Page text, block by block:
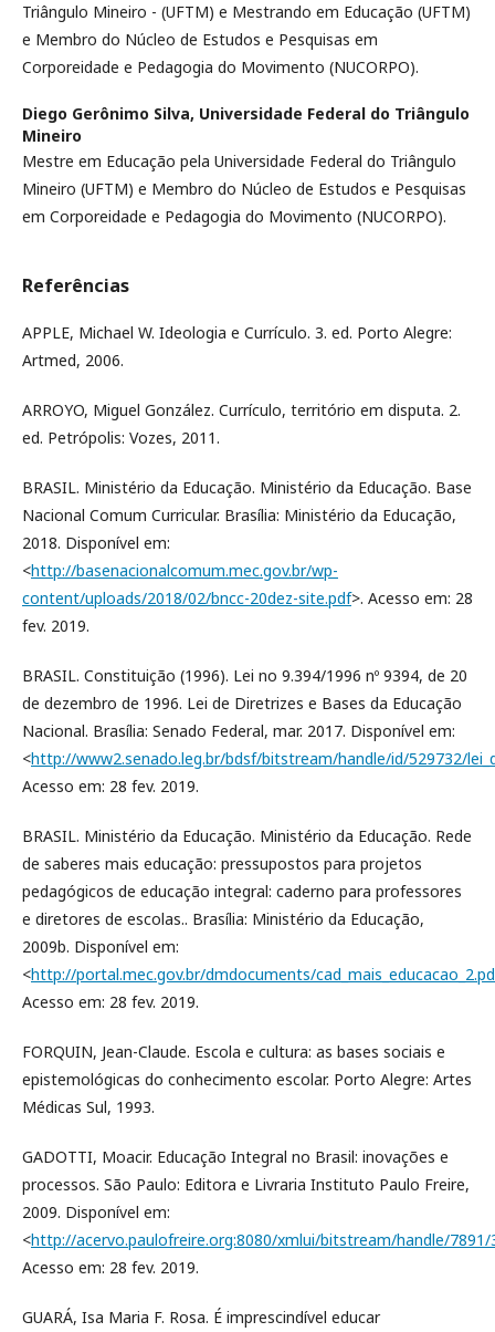
Triângulo Mineiro - (UFTM) e Mestrando em Educação (UFTM)
e Membro do Núcleo de Estudos e Pesquisas em
Corporeidade e Pedagogia do Movimento (NUCORPO).
Diego Gerônimo Silva, Universidade Federal do Triângulo
Mineiro
Mestre em Educação pela Universidade Federal do Triângulo
Mineiro (UFTM) e Membro do Núcleo de Estudos e Pesquisas
em Corporeidade e Pedagogia do Movimento (NUCORPO).
Referências
APPLE, Michael W. Ideologia e Currículo. 3. ed. Porto Alegre:
Artmed, 2006.
ARROYO, Miguel González. Currículo, território em disputa. 2.
ed. Petrópolis: Vozes, 2011.
BRASIL. Ministério da Educação. Ministério da Educação. Base
Nacional Comum Curricular. Brasília: Ministério da Educação,
2018. Disponível em:
<http://basenacionalcomum.mec.gov.br/wp-
content/uploads/2018/02/bncc-20dez-site.pdf>. Acesso em: 28
fev. 2019.
BRASIL. Constituição (1996). Lei no 9.394/1996 nº 9394, de 20
de dezembro de 1996. Lei de Diretrizes e Bases da Educação
Nacional. Brasília: Senado Federal, mar. 2017. Disponível em:
<http://www2.senado.leg.br/bdsf/bitstream/handle/id/529732/
Acesso em: 28 fev. 2019.
BRASIL. Ministério da Educação. Ministério da Educação. Rede
de saberes mais educação: pressupostos para projetos
pedagógicos de educação integral: caderno para professores
e diretores de escolas.. Brasília: Ministério da Educação,
2009b. Disponível em:
<http://portal.mec.gov.br/dmdocuments/
Acesso em: 28 fev. 2019.
FORQUIN, Jean-Claude. Escola e cultura: as bases sociais e
epistemológicas do conhecimento escolar. Porto Alegre: Artes
Médicas Sul, 1993.
GADOTTI, Moacir. Educação Integral no Brasil: inovações e
processos. São Paulo: Editora e Livraria Instituto Paulo Freire,
2009. Disponível em:
<http://acervo.paulofreire.org:8080/xmlui/bitstream/handle/7891/
Acesso em: 28 fev. 2019.
GUARÁ, Isa Maria F. Rosa. É imprescindível educar